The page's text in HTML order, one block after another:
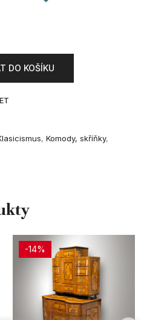
DO KOŠÍKU
, Komody, skříňky,
-14%